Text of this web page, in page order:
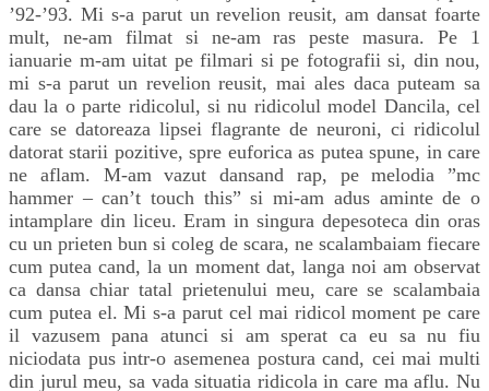
’92-’93. Mi s-a parut un revelion reusit, am dansat foarte
mult, ne-am filmat si ne-am ras peste masura. Pe 1
ianuarie m-am uitat pe filmari si pe fotografii si, din nou,
mi s-a parut un revelion reusit, mai ales daca puteam sa
dau la o parte ridicolul, si nu ridicolul model Dancila, cel
care se datoreaza lipsei flagrante de neuroni, ci ridicolul
datorat starii pozitive, spre euforica as putea spune, in care
ne aflam. M-am vazut dansand rap, pe melodia ”mc
hammer – can’t touch this” si mi-am adus aminte de o
intamplare din liceu. Eram in singura depesoteca din oras
cu un prieten bun si coleg de scara, ne scalambaiam fiecare
cum putea cand, la un moment dat, langa noi am observat
ca dansa chiar tatal prietenului meu, care se scalambaia
cum putea el. Mi s-a parut cel mai ridicol moment pe care
il vazusem pana atunci si am sperat ca eu sa nu fiu
niciodata pus intr-o asemenea postura cand, cei mai multi
din jurul meu, sa vada situatia ridicola in care ma aflu. Nu